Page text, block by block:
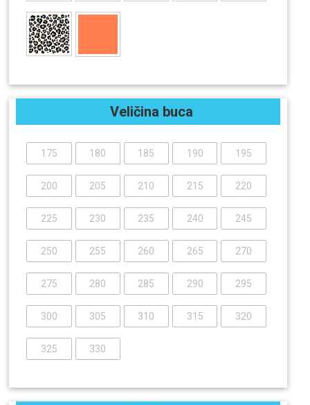
Veličina buca
175 180 185 190 195
200 205 210 215 220
225 230 235 240 245
250 255 260 265 270
275 280 285 290 295
300 305 310 315 320
325 330